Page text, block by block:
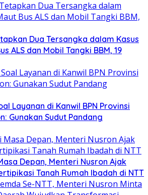
Dua Tersangka dalam Kasus
ALS dan Mobil Tangki BBM, 19
Layanan di Kanwil BPN Provinsi
Gunakan Sudut Pandang
Depan, Menteri Nusron Ajak
Tanah Rumah Ibadah di NTT